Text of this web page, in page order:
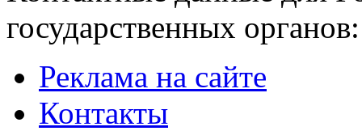
государственных
Реклама на сайте
Контакты